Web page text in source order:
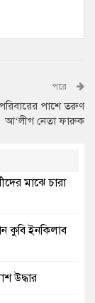
পরে
পাশে তরুণ
আ‘লীগ নেতা ফারুক
মাঝে চারা
কুবি ইনকিলাব
উদ্ধার